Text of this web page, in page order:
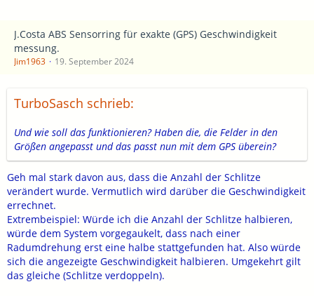
J.Costa ABS Sensorring für exakte (GPS) Geschwindigkeit
messung.
Jim1963 19. September 2024
TurboSasch schrieb:
Und wie soll das funktionieren? Haben die, die Felder in den
Größen angepasst und das passt nun mit dem GPS überein?
Geh mal stark davon aus, dass die Anzahl der Schlitze
verändert wurde. Vermutlich wird darüber die Geschwindigkeit
errechnet.
Extrembeispiel: Würde ich die Anzahl der Schlitze halbieren,
würde dem System vorgegaukelt, dass nach einer
Radumdrehung erst eine halbe stattgefunden hat. Also würde
sich die angezeigte Geschwindigkeit halbieren. Umgekehrt gilt
das gleiche (Schlitze verdoppeln).